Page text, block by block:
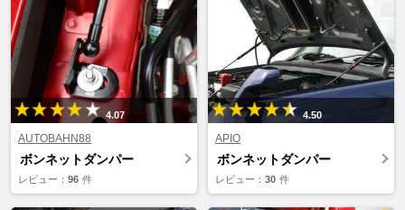
4.07
AUTOBAHN88
ボンネットダンパー
レビュー： 96 件
4.50
APIO
ボンネットダンパー
レビュー： 30 件